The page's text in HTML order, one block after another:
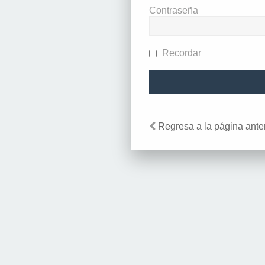
Contraseña
Recordar
Regresa a la página